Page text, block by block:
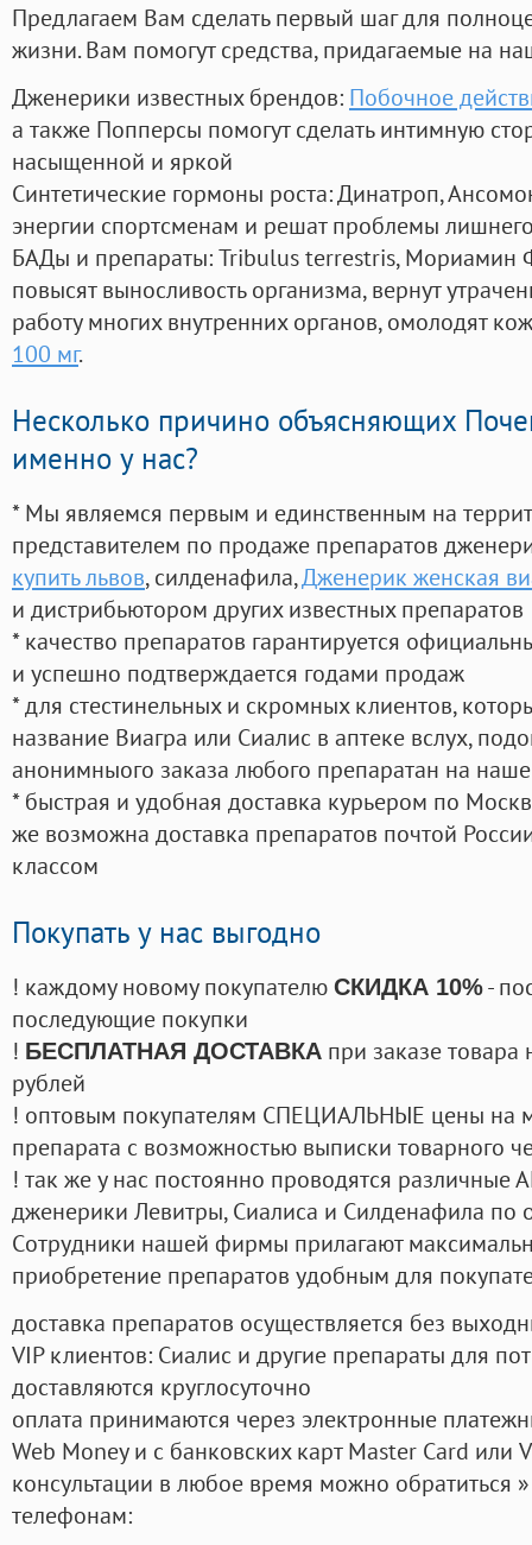
Предлагаем Вам сделать первый шаг для
жизни. Вам помогут средства, придагаемые на
Дженерики известных брендов: Побочное
а также Попперсы помогут сделать интимную
насыщенной и яркой
Синтетические гормоны роста: Динатроп,
энергии спортсменам и решат проблемы
БАДы и препараты:Tribulus terrestris, Мориамин
повысят выносливость организма, вернут
работу многих внутренних органов, омолодят
100 мг.
Несколько причино объясняющих
именно у нас?
* Мы являемся первым и единственным на
представителем по продаже препаратов
купить львов, силденафила,Дженерик женская
и дистрибьютором других известных препаратов
* качество препаратов гарантируется
и успешно подтверждается годами продаж
* для стестинельных и скромных клиентов,
название Виагра или Сиалис в аптеке вслух,
анонимныого заказа любого препаратан на
* быстрая и удобная доставка курьером по
же возможна доставка препаратов почтой
классом
Покупать у нас выгодно
! каждому новому покупателю СКИДКА 10%-
последующие покупки
! БЕСПЛАТНАЯ ДОСТАВКА при заказе
рублей
! оптовым покупателям СПЕЦИАЛЬНЫЕ цены на
препарата с возможностью выписки товарного
! так же у нас постоянно проводятся
дженерики Левитры, Сиалиса и Силденафила по
Cотрудники нашей фирмы прилагают
приобретение препаратов удобным для
доставка препаратов осуществляется без
VIP клиентов: Сиалис и другие препараты для
доставляются круглосуточно
оплата принимаются через электронные
Web Money и с банковских карт Master Card или
консультации в любое время можно обратиться
телефонам: